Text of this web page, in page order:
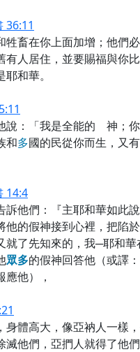
36:11
牲畜在你上面加增；他們
有人居住，並要賜福與你
和華。
說：「我是全能的 神；
和多國的民從你而生，又
14:4
訴他們：『主耶和華如此
他的假神接到心裡，把陷
就了先知來的，我─耶和
眾多的假神回答他（或譯
應他），
，身體高大，像亞衲人一樣
滅他們，亞捫人就得了他